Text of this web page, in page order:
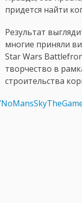
придется найти
Результат
многие приняли
Star Wars
творчество в
строительства